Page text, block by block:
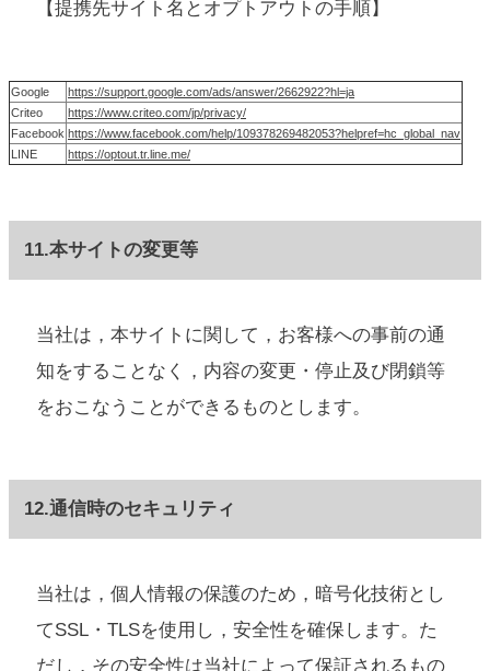
【提携先サイト名とオプトアウトの手順】
Google
https://support.google.com/ads/answer/2662922?hl=ja
Criteo
https://www.criteo.com/jp/privacy/
Facebook https://www.facebook.com/help/109378269482053?helpref=hc_global_nav
LINE
https://optout.tr.line.me/
11.本サイトの変更等
当社は，本サイトに関して，お客様への事前の通
知をすることなく，内容の変更・停止及び閉鎖等
をおこなうことができるものとします。
12.通信時のセキュリティ
当社は，個人情報の保護のため，暗号化技術とし
てSSL・TLSを使用し，安全性を確保します。た
だし，その安全性は当社によって保証されるもの